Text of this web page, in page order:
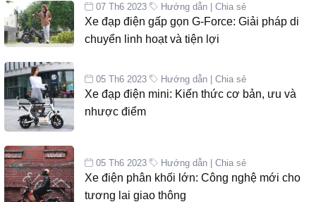
07 Th6 2023 Hướng dẫn | Chia sẻ
Xe đạp điện gấp gọn G-Force: Giải pháp di
chuyển linh hoạt và tiện lợi
05 Th6 2023 Hướng dẫn | Chia sẻ
Xe đạp điện mini: Kiến thức cơ bản, ưu và
nhược điểm
05 Th6 2023 Hướng dẫn | Chia sẻ
Xe điện phân khối lớn: Công nghệ mới cho
tương lai giao thông